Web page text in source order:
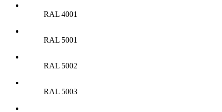
RAL 4001
RAL 5001
RAL 5002
RAL 5003